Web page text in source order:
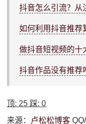
抖音怎么引流？从
如何利用抖音推荐
做抖音短视频的十
抖音作品没有推荐
顶: 25 踩:0
来源： 卢松松博客